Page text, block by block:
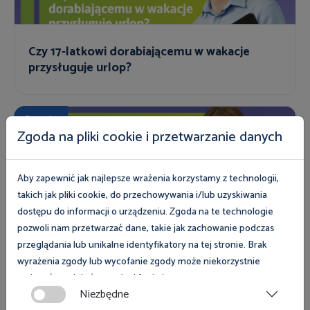
Czy 17-latkowi dorabiającemu w wakacje
przysługuje urlop?
Porady
Jakie w wynagrodzenie przysługuje osobie
pracującej na podstawie umowy zlecenia?
Porady
Zgoda na pliki cookie i przetwarzanie danych
Aby zapewnić jak najlepsze wrażenia korzystamy z technologii,
takich jak pliki cookie, do przechowywania i/lub uzyskiwania
dostępu do informacji o urządzeniu. Zgoda na te technologie
pozwoli nam przetwarzać dane, takie jak zachowanie podczas
przeglądania lub unikalne identyfikatory na tej stronie. Brak
wyrażenia zgody lub wycofanie zgody może niekorzystnie
wpłynąć na niektóre cechy i funkcje.
Niezbędne